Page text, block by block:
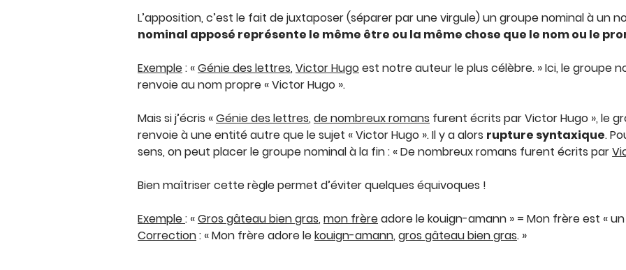
L’apposition, c’est le fait de juxtaposer (séparer par une virgule) un groupe nominal à un
nominal apposé représente le même être ou la même chose que le nom ou le
Exemple: «Génie des lettres, Victor Hugoest notre auteur le plus célèbre. » Ici, le groupe
renvoie au nom propre « Victor Hugo ».
Mais si j’écris «Génie des lettres, de nombreux romans furent écrits par Victor Hugo », le
renvoie à une entité autre que le sujet « Victor Hugo ». Il y a alors rupture syntaxique.
sens, on peut placer le groupe nominal à la fin : « De nombreux romans furent écrits par
Bien maîtriser cette règle permet d’éviter quelques équivoques !
Exemple: «Gros gâteau bien gras, mon frèreadore le kouign-amann » = Mon frère est «
Correction: « Mon frère adore lekouign-amann, gros gâteau bien gras. »